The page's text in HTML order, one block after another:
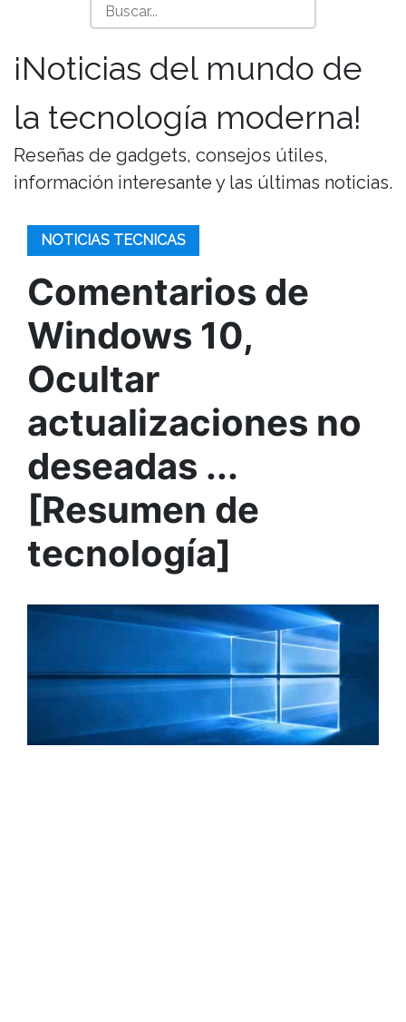
¡Noticias del mundo de
la tecnología moderna!
Reseñas de gadgets, consejos útiles,
información interesante y las últimas noticias.
NOTICIAS TECNICAS
Comentarios de
Windows 10,
Ocultar
actualizaciones no
deseadas ...
[Resumen de
tecnología]